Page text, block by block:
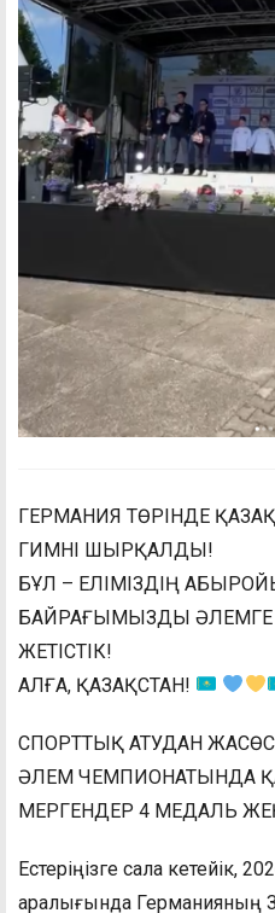
ГЕРМАНИЯ ТӨРІНДЕ
ГИМНІ ШЫРҚАЛДЫ!
БҰЛ – ЕЛІМІЗДІҢ
БАЙРАҒЫМЫЗДЫ ӘЛЕМГЕ
ЖЕТІСТІК!
АЛҒА, ҚАЗАҚСТАН!
СПОРТТЫҚ АТУДАН
ӘЛЕМ ЧЕМПИОНАТЫНДА
МЕРГЕНДЕР 4 МЕДАЛЬ
Естеріңізге сала кетейік,
аралығында Германияның